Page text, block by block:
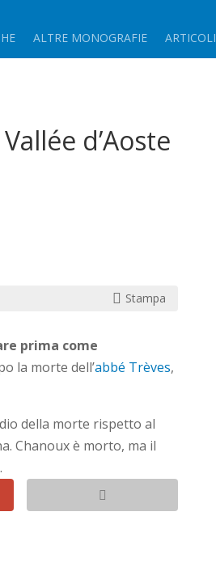
ALTRE MONOGRAFIE ARTICOLI
d’Aoste
 Stampa
prima come
la morte dell’abbé Trèves,
della morte rispetto al
Chanoux è morto, ma il